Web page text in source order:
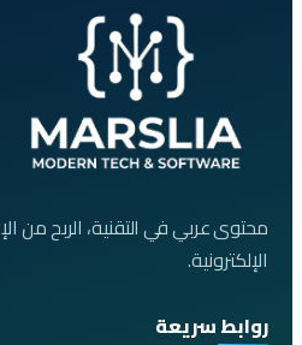
محتوى عربي في التقنية، الربح من
الإلكترونية.
روابط سريعة